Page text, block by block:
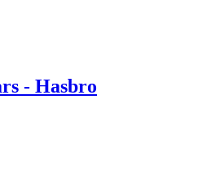
- Hasbro